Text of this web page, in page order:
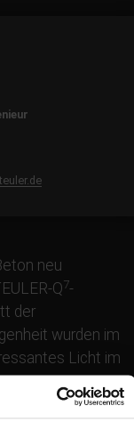
neu
Q7­-
der
wurden im
Licht im